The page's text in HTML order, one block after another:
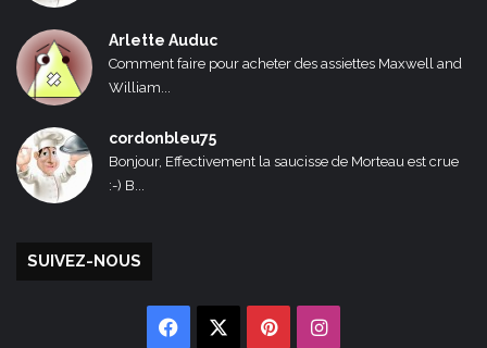
Arlette Auduc
Comment faire pour acheter des assiettes Maxwell and
William...
cordonbleu75
Bonjour, Effectivement la saucisse de Morteau est crue
:-) B...
SUIVEZ-NOUS
Facebook PinterestInstagram